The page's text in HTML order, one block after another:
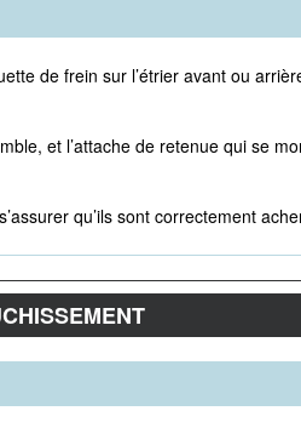
de frein sur l’étrier avant ou
et l’attache de retenue qui se
qu’ils sont correctement